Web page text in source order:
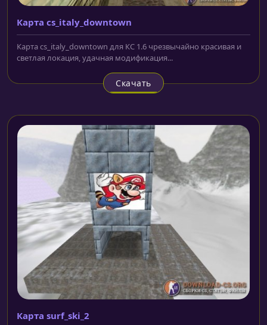
Карта cs_italy_downtown
Карта cs_italy_downtown для КС 1.6 чрезвычайно красивая и
светлая локация, удачная модификация...
Скачать
Карта surf_ski_2